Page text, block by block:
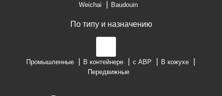
Weichai
Baudouin
По типу и назначению
Промышленные В контейнере с АВР
В кожухе
Передвижные